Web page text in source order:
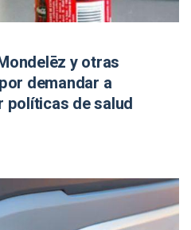
y otras
demandar a
políticas de salud